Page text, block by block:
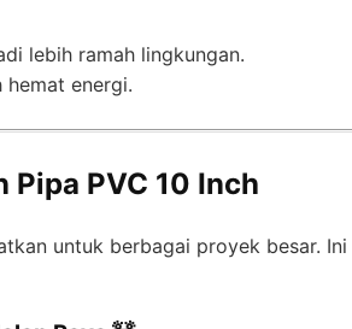
lebih ramah lingkungan.
hemat energi.
PVC 10 Inch
untuk berbagai proyek besar. Ini